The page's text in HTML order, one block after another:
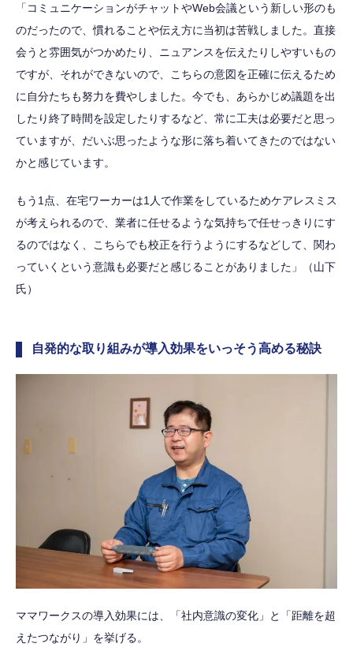
「コミュニケーションがチャットやWeb会議という新しい形のも
のだったので、慣れることや伝え方に当初は苦戦しました。直接
会うと雰囲気がつかめたり、ニュアンスを伝えたりしやすいもの
ですが、それができないので、こちらの意図を正確に伝えるため
に自分たちも努力を費やしました。今でも、あらかじめ議題を出
したり終了時間を設定したりするなど、常に工夫は必要だと思っ
ていますが、だいぶ思ったような形に落ち着いてきたのではない
かと感じています。
もう1点、在宅ワーカーは1人で作業をしているためケアレスミス
が考えられるので、業者に任せるような気持ちで任せっきりにす
るのではなく、こちらでも校正を行うようにするなどして、関わ
っていくという意識も必要だと感じることがありました」（山下
氏）
自発的な取り組みが導入効果をいっそう高める秘訣
ママワークスの導入効果には、「社内意識の変化」と「距離を超
えたつながり」を挙げる。